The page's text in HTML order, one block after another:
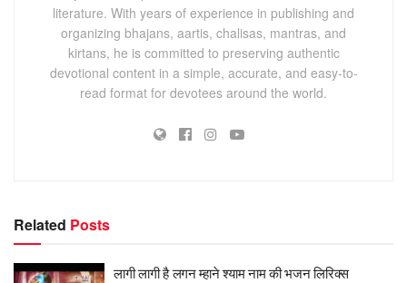
literature. With years of experience in publishing and
organizing bhajans, aartis, chalisas, mantras, and
kirtans, he is committed to preserving authentic
devotional content in a simple, accurate, and easy-to-
read format for devotees around the world.
Related Posts
लागी लागी है लगन म्हाने श्याम नाम की भजन लिरिक्स